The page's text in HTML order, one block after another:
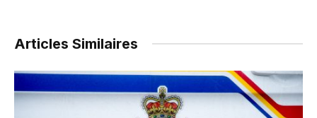
Articles Similaires